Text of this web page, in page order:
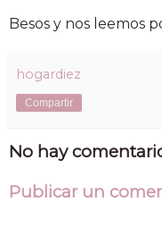
Besos y nos leemos
hogardiez
Compartir
No hay
Publicar un